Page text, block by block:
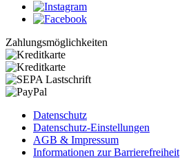
Zahlungsmöglichkeiten
Datenschutz
Datenschutz-Einstellungen
AGB & Impressum
Informationen zur Barrierefreiheit